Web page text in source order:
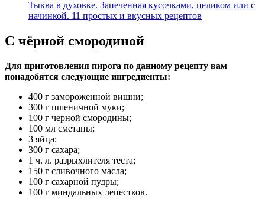
Тыква в духовке. Запеченная кусочками, целиком или с
начинкой. 11 простых и вкусных рецептов
С чёрной смородиной
Для приготовления пирога по данному рецепту вам
понадобятся следующие ингредиенты:
400 г замороженной вишни;
300 г пшеничной муки;
100 г черной смородины;
100 мл сметаны;
3 яйца;
300 г сахара;
1 ч. л. разрыхлителя теста;
150 г сливочного масла;
100 г сахарной пудры;
100 г миндальных лепестков.